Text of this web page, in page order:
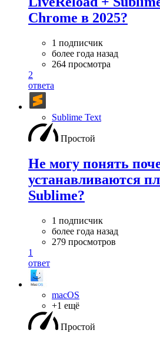
Chrome в 2025?
1 подписчик
более года назад
264 просмотра
2
ответа
Sublime Text
Простой
Не могу понять
устанавливаются
Sublime?
1 подписчик
более года назад
279 просмотров
1
ответ
macOS
+1 ещё
Простой